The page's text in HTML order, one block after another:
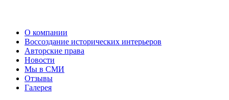
О компании
Воссоздание исторических интерьеров
Авторские права
Новости
Мы в СМИ
Отзывы
Галерея